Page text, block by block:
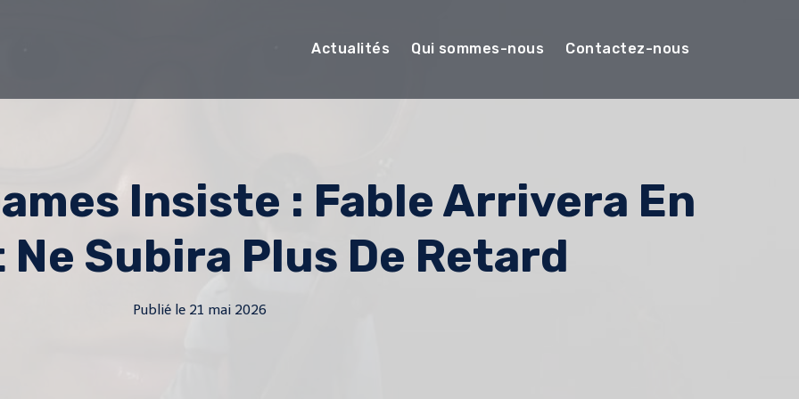
Actualités Qui sommes-nous Contactez-nous
Insiste : Fable Arrivera En
Subira Plus De Retard
Publié le 21 mai 2026